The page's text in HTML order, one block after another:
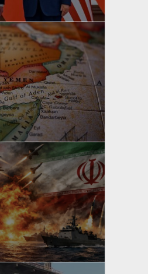
yazan
Bahri Ak
yazan
Bahri Ak